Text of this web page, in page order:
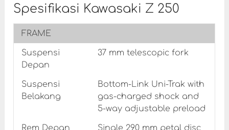
Spesifikasi Kawasaki Z 250
FRAME
Suspensi
Depan
37 mm telescopic fork
Suspensi
Belakang
Bottom-Link Uni-Trak with
gas-charged shock and
5-way adjustable preload
Rem Depan
Single 290 mm petal disc